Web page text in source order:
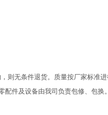
则无条件退货。质量按厂家标准
件及设备由我司负责包修、包